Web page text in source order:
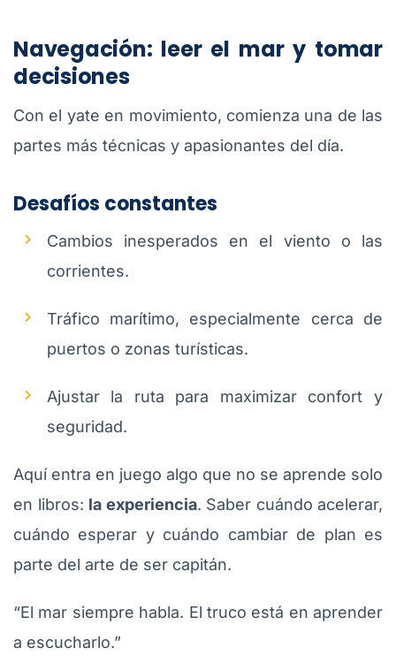
Navegación: leer el mar y tomar
decisiones
Con el yate en movimiento, comienza una de las
partes más técnicas y apasionantes del día.
Desafíos constantes
Cambios inesperados en el viento o las
corrientes.
Tráfico marítimo, especialmente cerca de
puertos o zonas turísticas.
Ajustar la ruta para maximizar confort y
seguridad.
Aquí entra en juego algo que no se aprende solo
en libros: la experiencia. Saber cuándo acelerar,
cuándo esperar y cuándo cambiar de plan es
parte del arte de ser capitán.
“El mar siempre habla. El truco está en aprender
a escucharlo.”